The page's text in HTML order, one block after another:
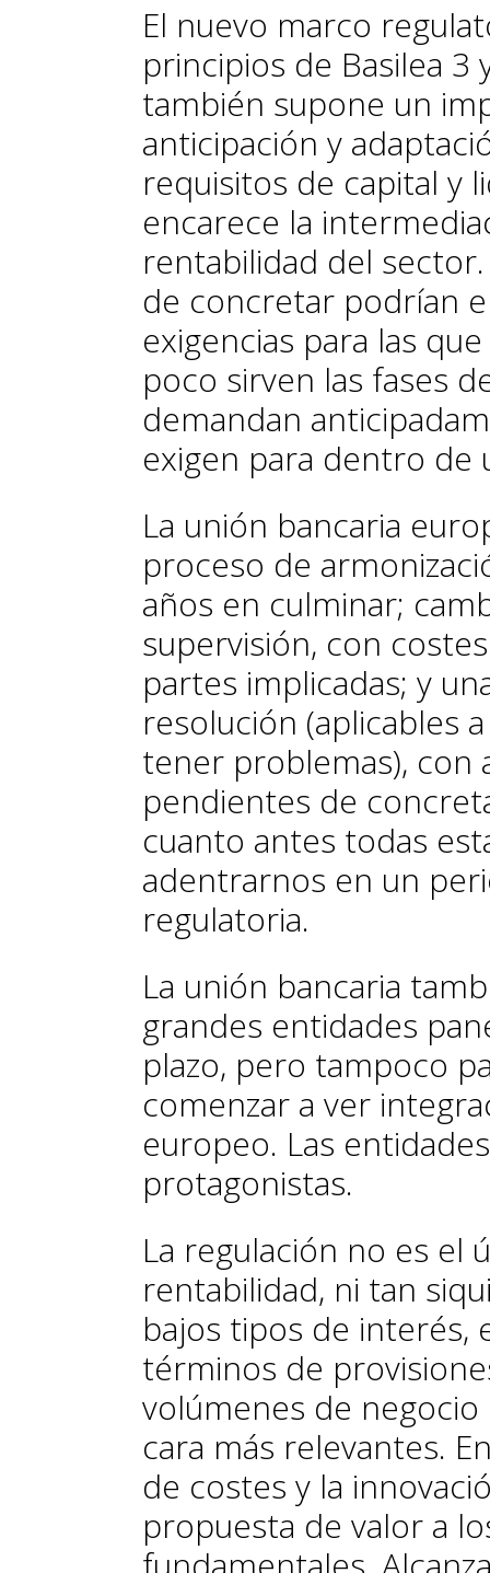
El nuevo marco
principios de Basilea 3
también supone un
anticipación y
requisitos de capital y
encarece la
rentabilidad del
de concretar podrían
exigencias para las
poco sirven las fases
demandan
exigen para dentro de
La unión bancaria
proceso de
años en culminar;
supervisión, con
partes implicadas; y
resolución (aplicables
tener problemas), con
pendientes de
cuanto antes todas
adentrarnos en un
regulatoria.
La unión bancaria
grandes entidades
plazo, pero tampoco
comenzar a ver
europeo. Las
protagonistas.
La regulación no es el
rentabilidad, ni tan
bajos tipos de interés,
términos de
volúmenes de
cara más relevantes.
de costes y la
propuesta de valor a